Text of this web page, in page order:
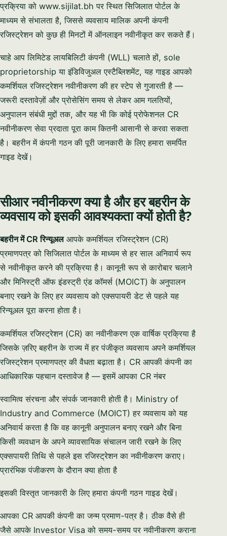
प्रक्रिया को www.sijilat.bh पर स्थित सिजिलात पोर्टल के
माध्यम से संभालता है, जिससे व्यवसाय मालिक अपनी कंपनी
रजिस्ट्रेशन को कुछ ही मिनटों में ऑनलाइन नवीनीकृत कर सकते हैं।
चाहे आप लिमिटेड लायबिलिटी कंपनी (WLL) चलाते हों, sole
proprietorship या इंडिविजुअल एस्टैब्लिशमेंट, यह गाइड आपको
कमर्शियल रजिस्ट्रेशन नवीनीकरण की हर स्टेप से गुजारती है —
जरूरी दस्तावेज़ों और प्रोसेसिंग समय से लेकर आम गलतियों,
अनुपालन संबंधी मुद्दों तक, और यह भी कि कोई प्रोफेशनल CR
नवीनीकरण सेवा प्रदाता पूरा काम कितनी आसानी से करवा सकता
है। बहरीन में कंपनी गठन की पूरी जानकारी के लिए हमारा समर्पित
गाइड देखें।
सीआर नवीनीकरण क्या है और हर बहरीन के
व्यवसाय को इसकी आवश्यकता क्यों होती है?
बहरीन में CR रिन्यूअलआपके कमर्शियल रजिस्ट्रेशन (CR)
प्रमाणपत्र को सिजिलात पोर्टल के माध्यम से हर साल अनिवार्य रूप
से नवीनीकृत करने की प्रक्रिया है। कानूनी रूप से कारोबार चलाने
और मिनिस्ट्री ऑफ इंडस्ट्री एंड कॉमर्स (MOICT) के अनुपालन
बनाए रखने के लिए हर व्यवसाय को एक्सपायरी डेट से पहले यह
रिन्यूअल पूरा करना होता है।
कमर्शियल रजिस्ट्रेशन (CR) का नवीनीकरण एक वार्षिक प्रक्रिया है
जिसके ज़रिए बहरीन के राज्य में हर पंजीकृत व्यवसाय अपने कमर्शियल
रजिस्ट्रेशन प्रमाणपत्र की वैधता बढ़ाता है। CR आपकी कंपनी का
आधिकारिक पहचान दस्तावेज है — इसमें आपका CR नंबर
स्वामित्व संरचना और संपर्क जानकारी होती है। Ministry of
Industry and Commerce (MOICT) हर व्यवसाय को यह
अनिवार्य करता है कि वह कानूनी अनुपालन बनाए रखने और बिना
किसी व्यवधान के अपने व्यावसायिक संचालन जारी रखने के लिए
एक्सपायरी तिथि से पहले इस रजिस्ट्रेशन का नवीनीकरण कराए।
प्रारंभिक पंजीकरण के दौरान क्या होता है
इसकी विस्तृत जानकारी के लिए हमारा कंपनी गठन गाइड देखें।
आपका CR आपकी कंपनी का जन्म प्रमाण-पत्र है। ठीक वैसे ही
जैसे आपके Investor Visa को समय-समय पर नवीनीकरण कराना